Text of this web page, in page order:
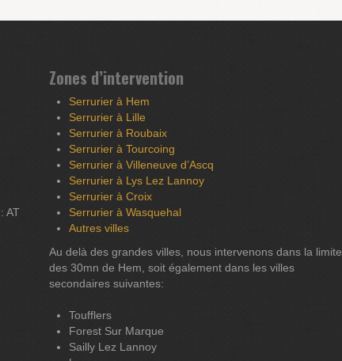
AT
Zones d’intervention
Serrurier à Hem
Serrurier à Lille
Serrurier à Roubaix
Serrurier à Tourcoing
Serrurier à Villeneuve d’Ascq
Serrurier à Lys Lez Lannoy
Serrurier à Croix
Serrurier à Wasquehal
Autres villes
Au delà des grandes villes, nous intervenons dans la limite
des 30mn de Hem, soit également dans les villes
secondaires suivantes:
Toufflers
Forest Sur Marque
Sailly Lez Lannoy